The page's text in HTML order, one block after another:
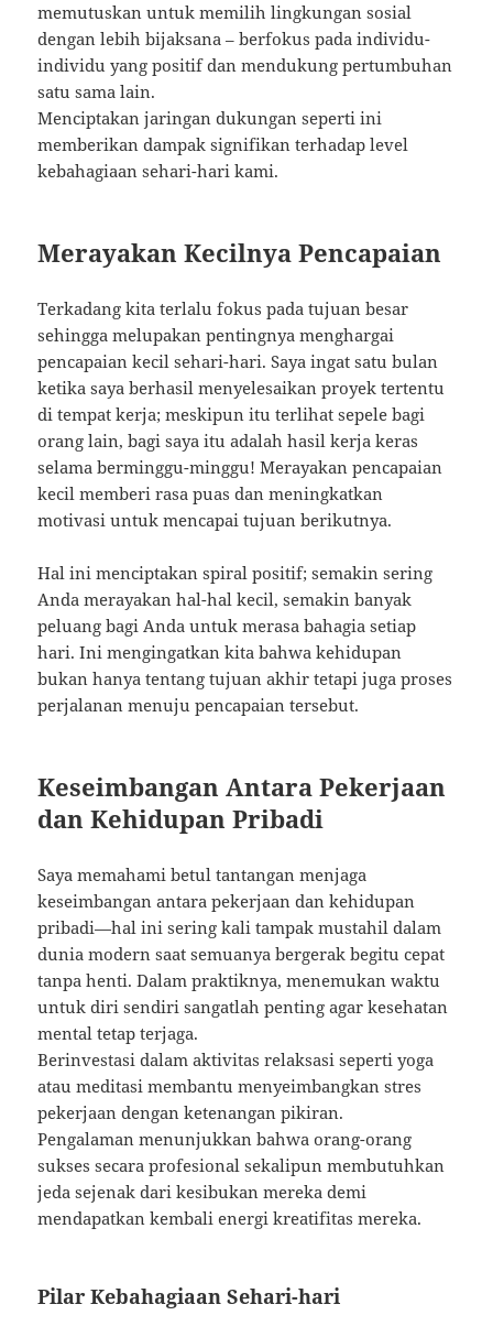
memutuskan untuk memilih lingkungan sosial
dengan lebih bijaksana – berfokus pada individu-
individu yang positif dan mendukung pertumbuhan
satu sama lain.
Menciptakan jaringan dukungan seperti ini
memberikan dampak signifikan terhadap level
kebahagiaan sehari-hari kami.
Merayakan Kecilnya Pencapaian
Terkadang kita terlalu fokus pada tujuan besar
sehingga melupakan pentingnya menghargai
pencapaian kecil sehari-hari. Saya ingat satu bulan
ketika saya berhasil menyelesaikan proyek tertentu
di tempat kerja; meskipun itu terlihat sepele bagi
orang lain, bagi saya itu adalah hasil kerja keras
selama berminggu-minggu! Merayakan pencapaian
kecil memberi rasa puas dan meningkatkan
motivasi untuk mencapai tujuan berikutnya.
Hal ini menciptakan spiral positif; semakin sering
Anda merayakan hal-hal kecil, semakin banyak
peluang bagi Anda untuk merasa bahagia setiap
hari. Ini mengingatkan kita bahwa kehidupan
bukan hanya tentang tujuan akhir tetapi juga proses
perjalanan menuju pencapaian tersebut.
Keseimbangan Antara Pekerjaan
dan Kehidupan Pribadi
Saya memahami betul tantangan menjaga
keseimbangan antara pekerjaan dan kehidupan
pribadi—hal ini sering kali tampak mustahil dalam
dunia modern saat semuanya bergerak begitu cepat
tanpa henti. Dalam praktiknya, menemukan waktu
untuk diri sendiri sangatlah penting agar kesehatan
mental tetap terjaga.
Berinvestasi dalam aktivitas relaksasi seperti yoga
atau meditasi membantu menyeimbangkan stres
pekerjaan dengan ketenangan pikiran.
Pengalaman menunjukkan bahwa orang-orang
sukses secara profesional sekalipun membutuhkan
jeda sejenak dari kesibukan mereka demi
mendapatkan kembali energi kreatifitas mereka.
Pilar Kebahagiaan Sehari-hari